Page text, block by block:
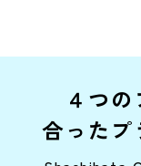
４つ
合ったプ